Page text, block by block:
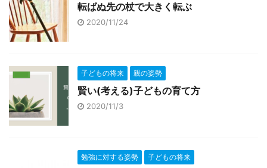
転ばぬ先の杖で大きく転ぶ
2020/11/24
子どもの将来 親の姿勢
賢い(考える)子どもの育て方
2020/11/3
勉強に対する姿勢 子どもの将来